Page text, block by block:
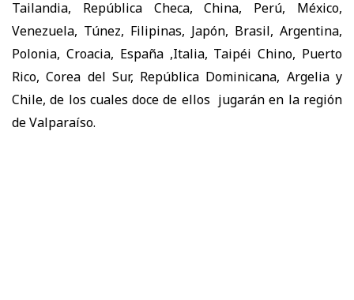
Tailandia, República Checa, China, Perú, México,
Venezuela, Túnez, Filipinas, Japón, Brasil, Argentina,
Polonia, Croacia, España ,Italia, Taipéi Chino, Puerto
Rico, Corea del Sur, República Dominicana, Argelia y
Chile, de los cuales doce de ellos jugarán en la región
de Valparaíso.